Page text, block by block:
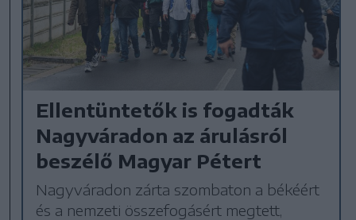
Ellentüntetők is fogadták
Nagyváradon az árulásról
beszélő Magyar Pétert
Nagyváradon zárta szombaton a békéért
és a nemzeti összefogásért megtett,